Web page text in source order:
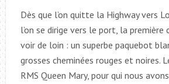
Dès que l’on quitte la Highway vers
l’on se dirige vers le port, la première
voir de loin : un superbe paquebot
grosses cheminées rouges et noires.
RMS Queen Mary, pour qui nous